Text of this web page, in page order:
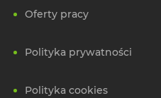
Oferty pracy
Polityka prywatności
Polityka cookies